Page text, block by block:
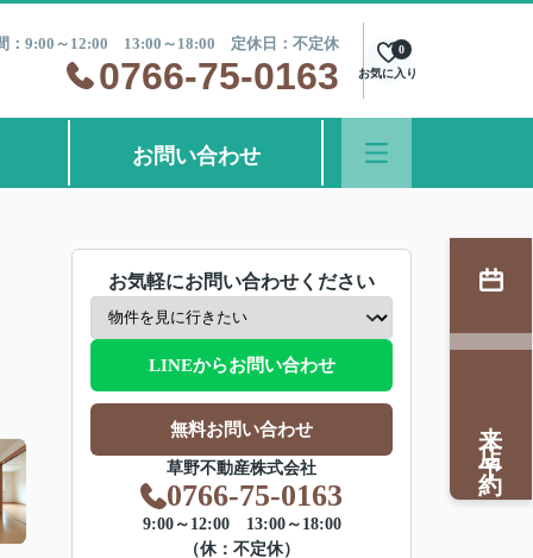
：9:00～12:00 13:00～18:00 定休日：不定休
0766-75-0163 お気に入り
0
お問い合わせ
お気軽にお問い合わせください
LINEからお問い合わせ
無料お問い合わせ
草野不動産株式会社
0766-75-0163
9:00～12:00 13:00～18:00
（休：不定休）
来店予約